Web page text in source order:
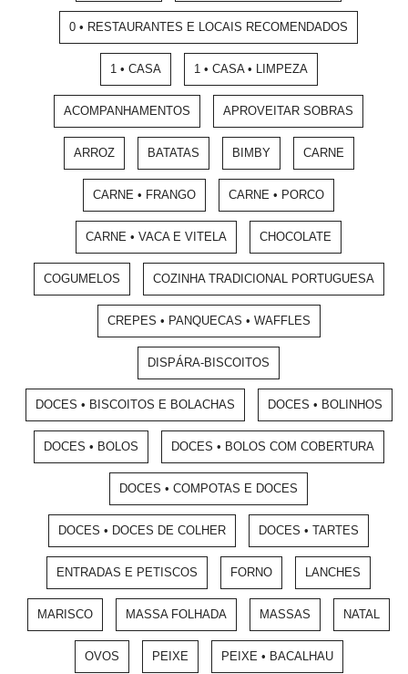
0 • RESTAURANTES E LOCAIS RECOMENDADOS
1 • CASA 1 • CASA • LIMPEZA
ACOMPANHAMENTOS APROVEITAR SOBRAS
ARROZ BATATAS BIMBY CARNE
CARNE • FRANGO CARNE • PORCO
CARNE • VACA E VITELA CHOCOLATE
COGUMELOS COZINHA TRADICIONAL PORTUGUESA
CREPES • PANQUECAS • WAFFLES
DISPÁRA-BISCOITOS
DOCES • BISCOITOS E BOLACHAS DOCES • BOLINHOS
DOCES • BOLOS DOCES • BOLOS COM COBERTURA
DOCES • COMPOTAS E DOCES
DOCES • DOCES DE COLHER DOCES • TARTES
ENTRADAS E PETISCOS FORNO LANCHES
MARISCO MASSA FOLHADA MASSAS NATAL
OVOS PEIXE PEIXE • BACALHAU